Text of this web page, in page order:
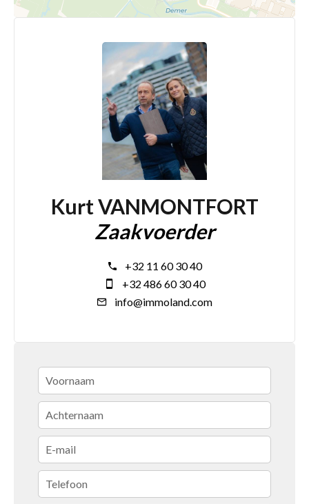
Kurt VANMONTFORT
Zaakvoerder
+32 11 60 30 40
+32 486 60 30 40
info@immoland.com